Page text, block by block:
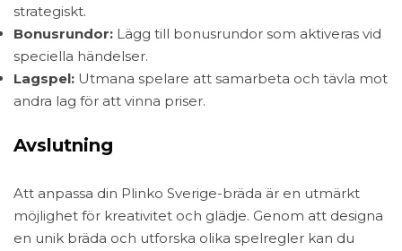
strategiskt.
Bonusrundor: Lägg till bonusrundor som aktiveras vid
speciella händelser.
Lagspel: Utmana spelare att samarbeta och tävla mot
andra lag för att vinna priser.
Avslutning
Att anpassa din Plinko Sverige-bräda är en utmärkt
möjlighet för kreativitet och glädje. Genom att designa
en unik bräda och utforska olika spelregler kan du